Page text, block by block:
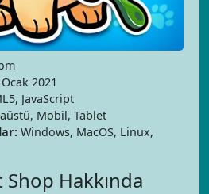
2021
JavaScript
Mobil, Tablet
Windows, MacOS, Linux,
Hakkında